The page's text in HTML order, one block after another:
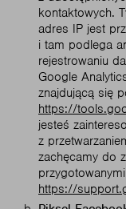
kontaktowych.
adres IP jest
i tam podlega
rejestrowaniu
Google
znajdującą się
https://
jesteś
z
zachęcamy do
https://